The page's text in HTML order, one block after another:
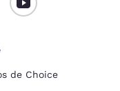
de Choice